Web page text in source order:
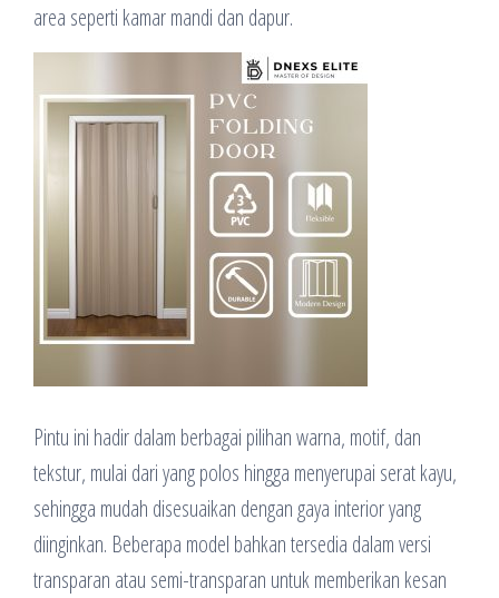
area seperti kamar mandi dan dapur.
Pintu ini hadir dalam berbagai pilihan warna, motif, dan
tekstur, mulai dari yang polos hingga menyerupai serat kayu,
sehingga mudah disesuaikan dengan gaya interior yang
diinginkan. Beberapa model bahkan tersedia dalam versi
transparan atau semi-transparan untuk memberikan kesan